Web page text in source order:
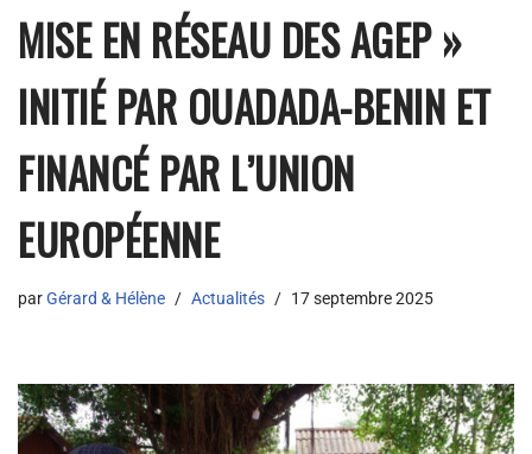
MISE EN RÉSEAU DES AGEP »
INITIÉ PAR OUADADA-BENIN ET
FINANCÉ PAR L’UNION
EUROPÉENNE
parGérard & Hélène Actualités 17 septembre 2025